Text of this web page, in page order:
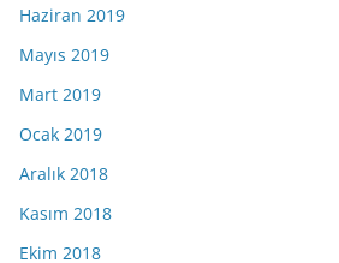
Haziran 2019
Mayıs 2019
Mart 2019
Ocak 2019
Aralık 2018
Kasım 2018
Ekim 2018